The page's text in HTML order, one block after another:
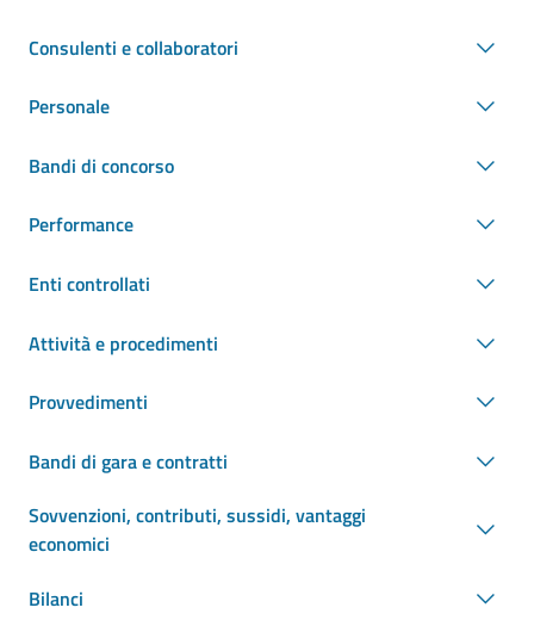
Consulenti e collaboratori
Personale
Bandi di concorso
Performance
Enti controllati
Attività e procedimenti
Provvedimenti
Bandi di gara e contratti
Sovvenzioni, contributi, sussidi, vantaggi
economici
Bilanci